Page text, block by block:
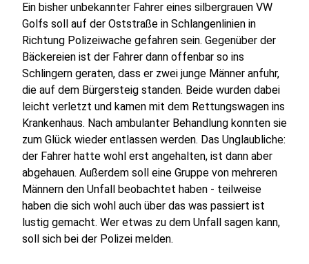
Ein bisher unbekannter Fahrer eines silbergrauen VW
Golfs soll auf der Oststraße in Schlangenlinien in
Richtung Polizeiwache gefahren sein. Gegenüber der
Bäckereien ist der Fahrer dann offenbar so ins
Schlingern geraten, dass er zwei junge Männer anfuhr,
die auf dem Bürgersteig standen. Beide wurden dabei
leicht verletzt und kamen mit dem Rettungswagen ins
Krankenhaus. Nach ambulanter Behandlung konnten sie
zum Glück wieder entlassen werden. Das Unglaubliche:
der Fahrer hatte wohl erst angehalten, ist dann aber
abgehauen. Außerdem soll eine Gruppe von mehreren
Männern den Unfall beobachtet haben - teilweise
haben die sich wohl auch über das was passiert ist
lustig gemacht. Wer etwas zu dem Unfall sagen kann,
soll sich bei der Polizei melden.